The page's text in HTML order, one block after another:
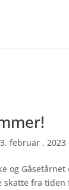
februar , 2023
og
fra tiden